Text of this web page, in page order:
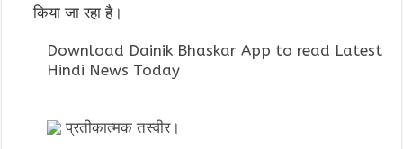
किया जा रहा है।
Download Dainik Bhaskar App to read Latest
Hindi News Today
प्रतीकात्मक तस्वीर।